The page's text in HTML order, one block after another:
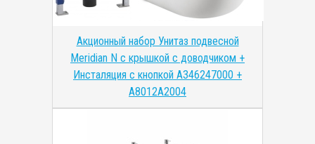
Акционный набор Унитаз подвесной
Meridian N с крышкой с доводчиком +
Инсталяция с кнопкой A346247000 +
A8012A2004